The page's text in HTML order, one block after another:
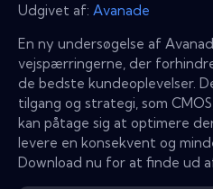
Udgivet af: Avanade
En ny undersøgelse af
vejspærringerne, der
de bedste kundeoplevelser.
tilgang og strategi, som
kan påtage sig at optimere
levere en konsekvent og
Download nu for at finde ud